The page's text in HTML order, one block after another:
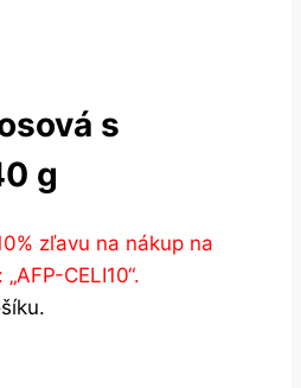
s
g
zľavu na nákup na
CELI10“.